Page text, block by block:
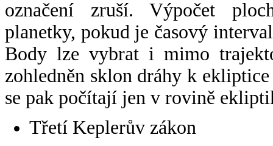
označení zruší. Výpočet
planetky, pokud je časový
Body lze vybrat i mimo
zohledněn sklon dráhy k
se pak počítají jen v rovině
Třetí Keplerův zákon